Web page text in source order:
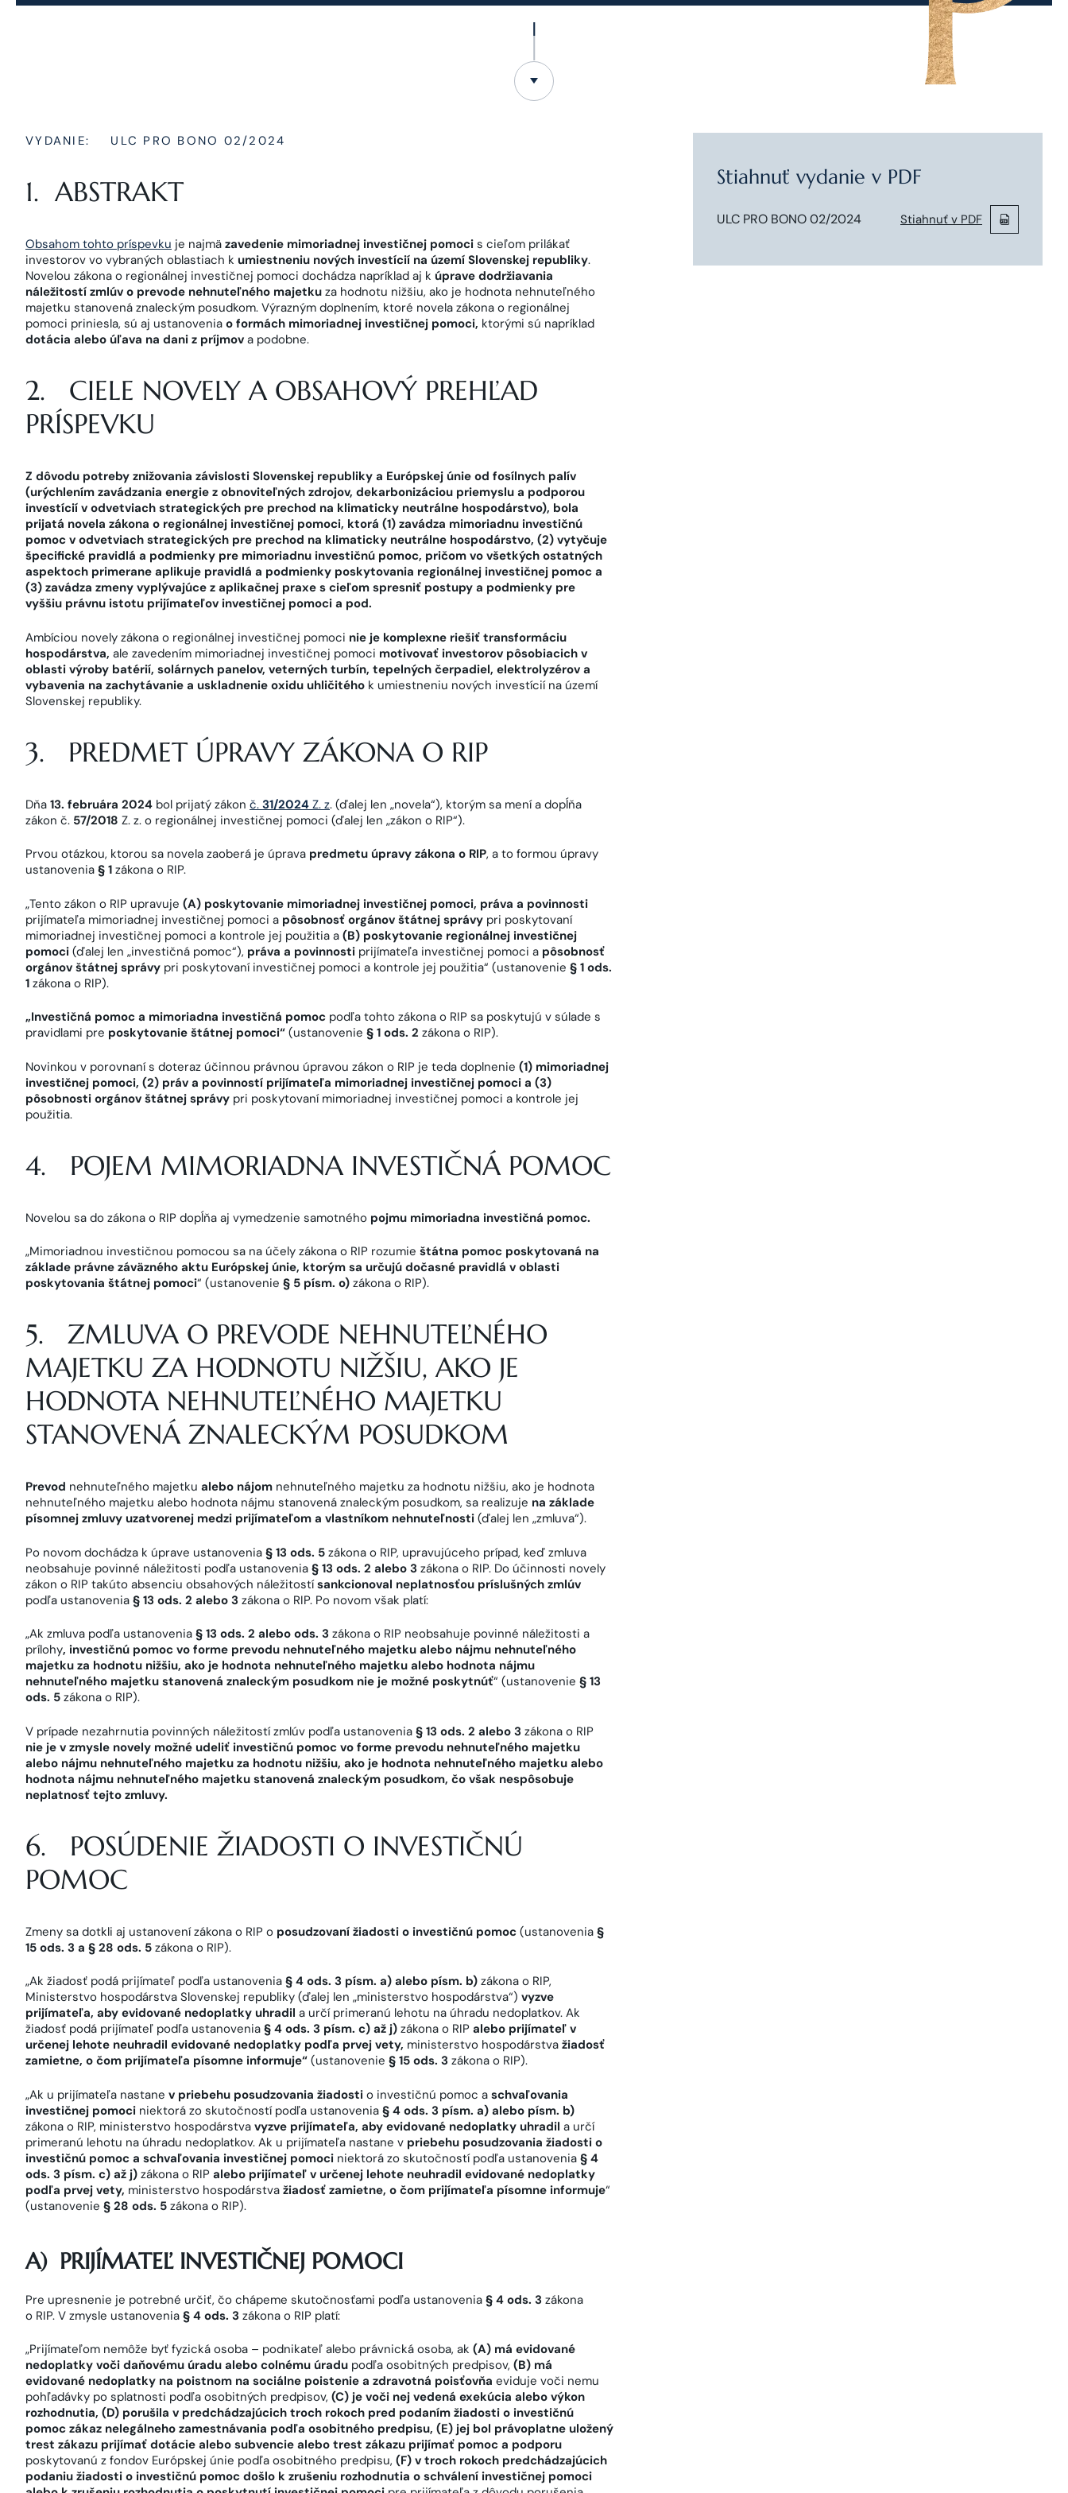
VYDANIE: ULC PRO BONO 02/2024
1. ABSTRAKT
Obsahom tohto príspevku je najmä zavedenie mimoriadnej investičnej pomoci s cieľom prilákať
investorov vo vybraných oblastiach k umiestneniu nových investícií na území Slovenskej republiky.
Novelou zákona o regionálnej investičnej pomoci dochádza napríklad aj k úprave dodržiavania
náležitostí zmlúv o prevode nehnuteľného majetku za hodnotu nižšiu, ako je hodnota nehnuteľného
majetku stanovená znaleckým posudkom. Výrazným doplnením, ktoré novela zákona o regionálnej
pomoci priniesla, sú aj ustanovenia o formách mimoriadnej investičnej pomoci, ktorými sú napríklad
dotácia alebo úľava na dani z príjmov a podobne.
2. CIELE NOVELY A OBSAHOVÝ PREHĽAD
PRÍSPEVKU
Z dôvodu potreby znižovania závislosti Slovenskej republiky a Európskej únie od fosílnych palív
(urýchlením zavádzania energie z obnoviteľných zdrojov, dekarbonizáciou priemyslu a podporou
investícií v odvetviach strategických pre prechod na klimaticky neutrálne hospodárstvo), bola
prijatá novela zákona o regionálnej investičnej pomoci, ktorá (1) zavádza mimoriadnu investičnú
pomoc v odvetviach strategických pre prechod na klimaticky neutrálne hospodárstvo, (2) vytyčuje
špecifické pravidlá a podmienky pre mimoriadnu investičnú pomoc, pričom vo všetkých ostatných
aspektoch primerane aplikuje pravidlá a podmienky poskytovania regionálnej investičnej pomoc a
(3) zavádza zmeny vyplývajúce z aplikačnej praxe s cieľom spresniť postupy a podmienky pre
vyššiu právnu istotu prijímateľov investičnej pomoci a pod.
Ambíciou novely zákona o regionálnej investičnej pomoci nie je komplexne riešiť transformáciu
hospodárstva, ale zavedením mimoriadnej investičnej pomoci motivovať investorov pôsobiacich v
oblasti výroby batérií, solárnych panelov, veterných turbín, tepelných čerpadiel, elektrolyzérov a
vybavenia na zachytávanie a uskladnenie oxidu uhličitého k umiestneniu nových investícií na území
Slovenskej republiky.
3. PREDMET ÚPRAVY ZÁKONA O RIP
Dňa 13. februára 2024 bol prijatý zákon č. 31/2024 Z. z. (ďalej len „novela“), ktorým sa mení a dopĺňa
zákon č. 57/2018 Z. z. o regionálnej investičnej pomoci (ďalej len „zákon o RIP“).
Prvou otázkou, ktorou sa novela zaoberá je úprava predmetu úpravy zákona o RIP, a to formou úpravy
ustanovenia § 1 zákona o RIP.
„Tento zákon o RIP upravuje (A) poskytovanie mimoriadnej investičnej pomoci, práva a povinnosti
prijímateľa mimoriadnej investičnej pomoci a pôsobnosť orgánov štátnej správy pri poskytovaní
mimoriadnej investičnej pomoci a kontrole jej použitia a (B) poskytovanie regionálnej investičnej
pomoci (ďalej len „investičná pomoc“), práva a povinnosti prijímateľa investičnej pomoci a pôsobnosť
orgánov štátnej správy pri poskytovaní investičnej pomoci a kontrole jej použitia“ (ustanovenie § 1 ods.
1 zákona o RIP).
„Investičná pomoc a mimoriadna investičná pomoc podľa tohto zákona o RIP sa poskytujú v súlade s
pravidlami pre poskytovanie štátnej pomoci“ (ustanovenie § 1 ods. 2 zákona o RIP).
Novinkou v porovnaní s doteraz účinnou právnou úpravou zákon o RIP je teda doplnenie (1) mimoriadnej
investičnej pomoci, (2) práv a povinností prijímateľa mimoriadnej investičnej pomoci a (3)
pôsobnosti orgánov štátnej správy pri poskytovaní mimoriadnej investičnej pomoci a kontrole jej
použitia.
4. POJEM MIMORIADNA INVESTIČNÁ POMOC
Novelou sa do zákona o RIP dopĺňa aj vymedzenie samotného pojmu mimoriadna investičná pomoc.
„Mimoriadnou investičnou pomocou sa na účely zákona o RIP rozumie štátna pomoc poskytovaná na
základe právne záväzného aktu Európskej únie, ktorým sa určujú dočasné pravidlá v oblasti
poskytovania štátnej pomoci“ (ustanovenie § 5 písm. o) zákona o RIP).
5. ZMLUVA O PREVODE NEHNUTEĽNÉHO
MAJETKU ZA HODNOTU NIŽŠIU, AKO JE
HODNOTA NEHNUTEĽNÉHO MAJETKU
STANOVENÁ ZNALECKÝM POSUDKOM
Prevod nehnuteľného majetku alebo nájom nehnuteľného majetku za hodnotu nižšiu, ako je hodnota
nehnuteľného majetku alebo hodnota nájmu stanovená znaleckým posudkom, sa realizuje na základe
písomnej zmluvy uzatvorenej medzi prijímateľom a vlastníkom nehnuteľnosti (ďalej len „zmluva“).
Po novom dochádza k úprave ustanovenia § 13 ods. 5 zákona o RIP, upravujúceho prípad, keď zmluva
neobsahuje povinné náležitosti podľa ustanovenia § 13 ods. 2 alebo 3 zákona o RIP. Do účinnosti novely
zákon o RIP takúto absenciu obsahových náležitostísankcionoval neplatnosťou príslušných zmlúv
podľa ustanovenia § 13 ods. 2 alebo 3 zákona o RIP. Po novom však platí:
„Ak zmluva podľa ustanovenia § 13 ods. 2 alebo ods. 3 zákona o RIP neobsahuje povinné náležitosti a
prílohy, investičnú pomoc vo forme prevodu nehnuteľného majetku alebo nájmu nehnuteľného
majetku za hodnotu nižšiu, ako je hodnota nehnuteľného majetku alebo hodnota nájmu
nehnuteľného majetku stanovená znaleckým posudkom nie je možné poskytnúť“ (ustanovenie § 13
ods. 5 zákona o RIP).
V prípade nezahrnutia povinných náležitostí zmlúv podľa ustanovenia § 13 ods. 2 alebo 3 zákona o RIP
nie je v zmysle novely možné udeliť investičnú pomoc vo forme prevodu nehnuteľného majetku
alebo nájmu nehnuteľného majetku za hodnotu nižšiu, ako je hodnota nehnuteľného majetku alebo
hodnota nájmu nehnuteľného majetku stanovená znaleckým posudkom, čo však nespôsobuje
neplatnosť tejto zmluvy.
6. POSÚDENIE ŽIADOSTI O INVESTIČNÚ
POMOC
Zmeny sa dotkli aj ustanovení zákona o RIP o posudzovaní žiadosti o investičnú pomoc (ustanovenia §
15 ods. 3 a § 28 ods. 5 zákona o RIP).
„Ak žiadosť podá prijímateľ podľa ustanovenia § 4 ods. 3 písm. a) alebo písm. b) zákona o RIP,
Ministerstvo hospodárstva Slovenskej republiky (ďalej len „ministerstvo hospodárstva“) vyzve
prijímateľa, aby evidované nedoplatky uhradil a určí primeranú lehotu na úhradu nedoplatkov. Ak
žiadosť podá prijímateľ podľa ustanovenia § 4 ods. 3 písm. c) až j) zákona o RIP alebo prijímateľ v
určenej lehote neuhradil evidované nedoplatky podľa prvej vety, ministerstvo hospodárstva žiadosť
zamietne, o čom prijímateľa písomne informuje“ (ustanovenie § 15 ods. 3 zákona o RIP).
„Ak u prijímateľa nastane v priebehu posudzovania žiadosti o investičnú pomoc a schvaľovania
investičnej pomoci niektorá zo skutočností podľa ustanovenia § 4 ods. 3 písm. a) alebo písm. b)
zákona o RIP, ministerstvo hospodárstva vyzve prijímateľa, aby evidované nedoplatky uhradil a určí
primeranú lehotu na úhradu nedoplatkov. Ak u prijímateľa nastane v priebehu posudzovania žiadosti o
investičnú pomoc a schvaľovania investičnej pomoci niektorá zo skutočností podľa ustanovenia § 4
ods. 3 písm. c) až j) zákona o RIP alebo prijímateľ v určenej lehote neuhradil evidované nedoplatky
podľa prvej vety, ministerstvo hospodárstva žiadosť zamietne, o čom prijímateľa písomne informuje“
(ustanovenie § 28 ods. 5 zákona o RIP).
A) PRIJÍMATEĽ INVESTIČNEJ POMOCI
Pre upresnenie je potrebné určiť, čo chápeme skutočnosťami podľa ustanovenia § 4 ods. 3 zákona
o RIP. V zmysle ustanovenia § 4 ods. 3 zákona o RIP platí:
„Prijímateľom nemôže byť fyzická osoba – podnikateľ alebo právnická osoba, ak (A) má evidované
nedoplatky voči daňovému úradu alebo colnému úradu podľa osobitných predpisov, (B) má
evidované nedoplatky na poistnom na sociálne poistenie a zdravotná poisťovňa eviduje voči nemu
pohľadávky po splatnosti podľa osobitných predpisov, (C) je voči nej vedená exekúcia alebo výkon
rozhodnutia, (D) porušila v predchádzajúcich troch rokoch pred podaním žiadosti o investičnú
pomoc zákaz nelegálneho zamestnávania podľa osobitného predpisu, (E) jej bol právoplatne uložený
trest zákazu prijímať dotácie alebo subvencie alebo trest zákazu prijímať pomoc a podporu
poskytovanú z fondov Európskej únie podľa osobitného predpisu, (F) v troch rokoch predchádzajúcich
podaniu žiadosti o investičnú pomoc došlo k zrušeniu rozhodnutia o schválení investičnej pomoci
Stiahnuť vydanie v PDF
ULC PRO BONO 02/2024 Stiahnuť v PDF